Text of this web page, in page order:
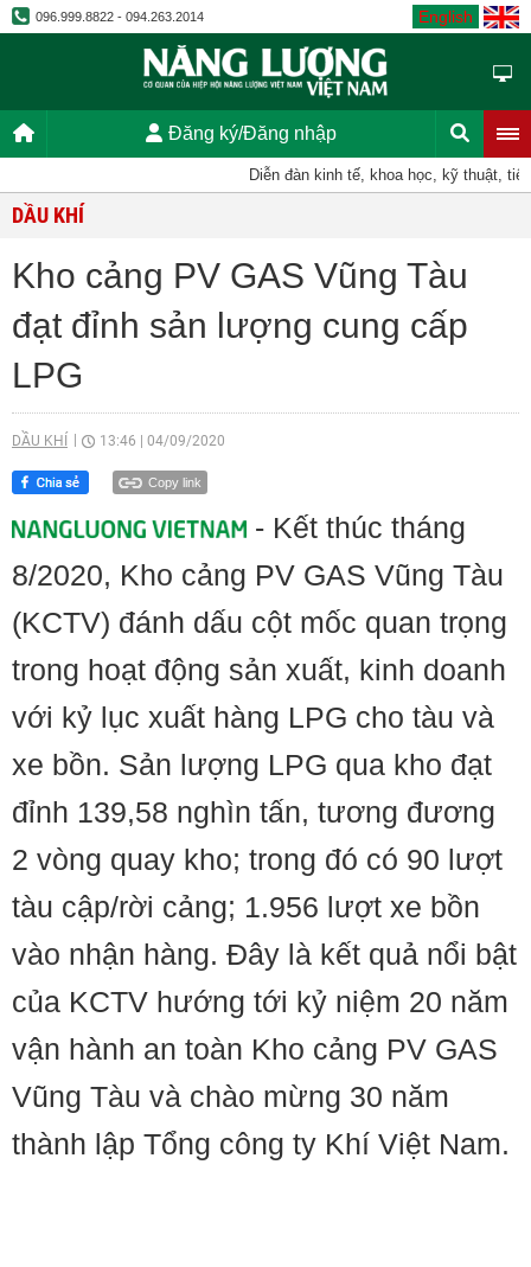
096.999.8822 - 094.263.2014 English
Đăng ký/Đăng nhập
Diễn đàn kinh tế, khoa học, kỹ thuật,
DẦU KHÍ
Kho cảng PV GAS Vũng Tàu
đạt đỉnh sản lượng cung cấp
LPG
DẦU KHÍ 13:46 04/09/2020
Copy link
- Kết thúc tháng
8/2020, Kho cảng PV GAS Vũng Tàu
(KCTV) đánh dấu cột mốc quan trọng
trong hoạt động sản xuất, kinh doanh
với kỷ lục xuất hàng LPG cho tàu và
xe bồn. Sản lượng LPG qua kho đạt
đỉnh 139,58 nghìn tấn, tương đương
2 vòng quay kho; trong đó có 90 lượt
tàu cập/rời cảng; 1.956 lượt xe bồn
vào nhận hàng. Đây là kết quả nổi bật
của KCTV hướng tới kỷ niệm 20 năm
vận hành an toàn Kho cảng PV GAS
Vũng Tàu và chào mừng 30 năm
thành lập Tổng công ty Khí Việt Nam.